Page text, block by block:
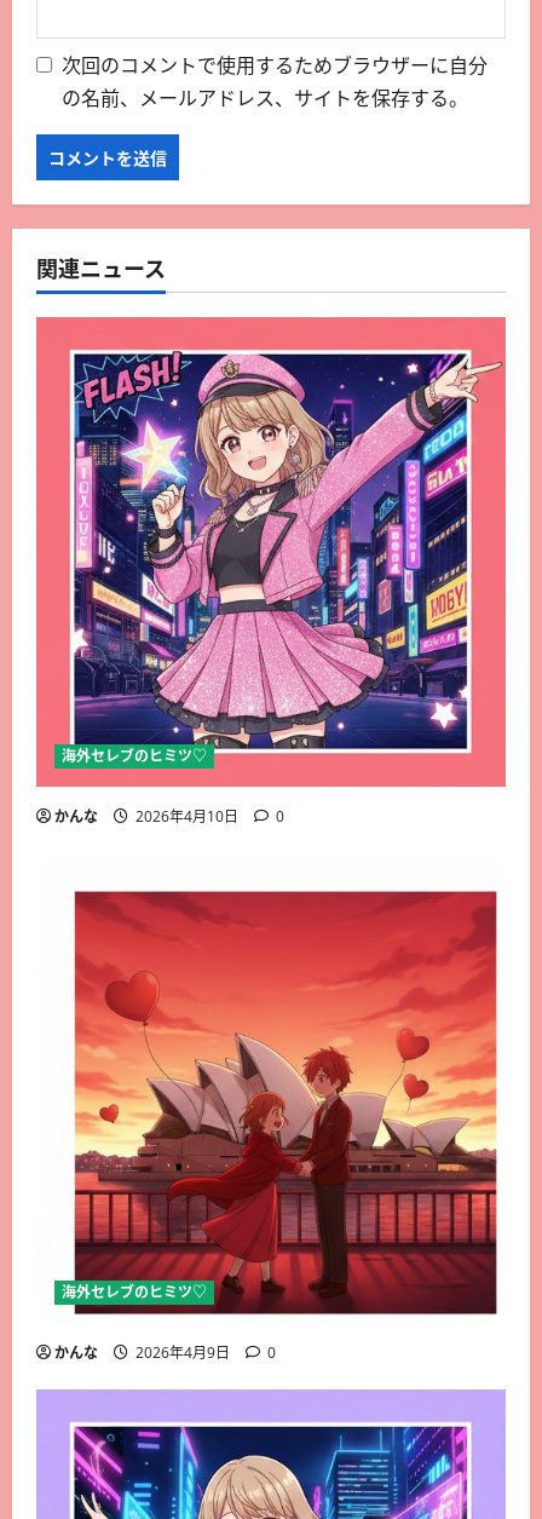
次回のコメントで使用するためブラウザーに自分
の名前、メールアドレス、サイトを保存する。
関連ニュース
海外セレブのヒミツ♡
かんな 2026年4月10日 0
海外セレブのヒミツ♡
かんな 2026年4月9日 0